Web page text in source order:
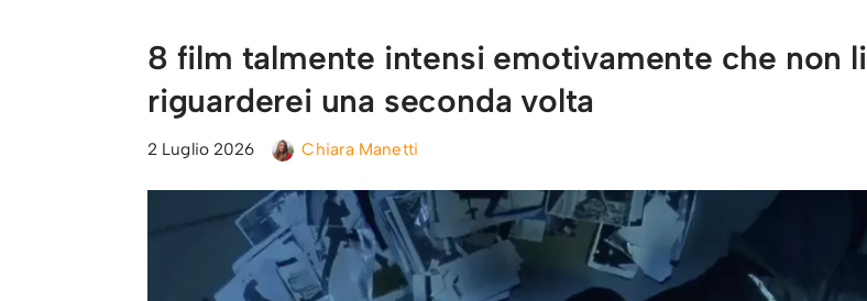
8 film talmente intensi emotivamente che non li
riguarderei una seconda volta
2 Luglio 2026 Chiara Manetti